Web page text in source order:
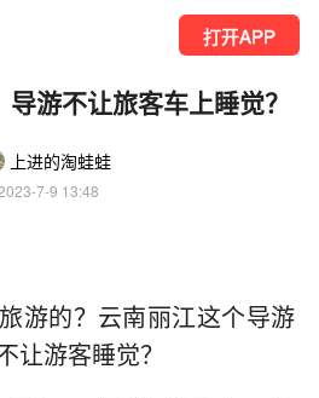
打开APP
游不让旅客车上睡觉？
上进的淘蛙蛙
7-9 13:48
游的？云南丽江这个导游
让游客睡觉？